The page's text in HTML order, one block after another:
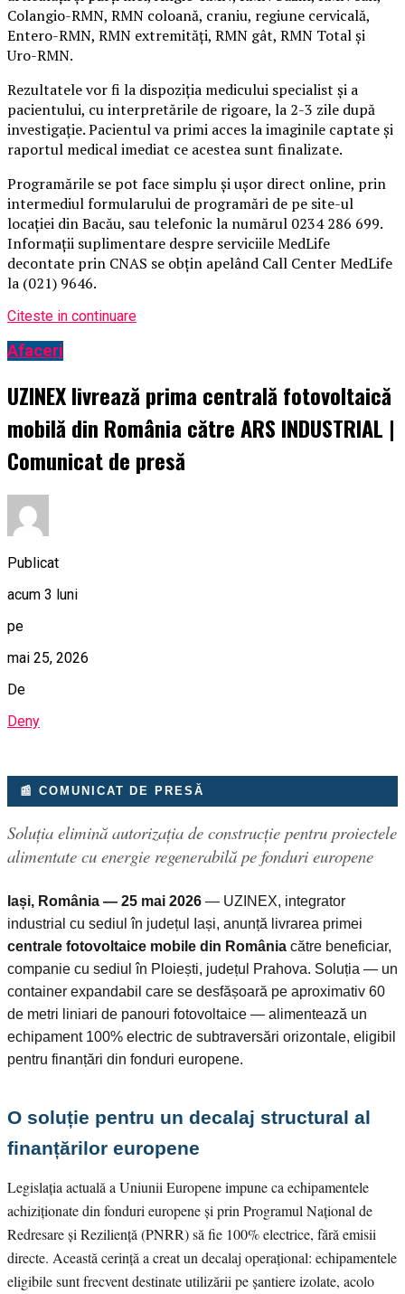
Colangio-RMN, RMN coloană, craniu, regiune cervicală,
Entero-RMN, RMN extremități, RMN gât, RMN Total și
Uro-RMN.
Rezultatele vor fi la dispoziția medicului specialist și a
pacientului, cu interpretările de rigoare, la 2-3 zile după
investigație. Pacientul va primi acces la imaginile captate și
raportul medical imediat ce acestea sunt finalizate.
Programările se pot face simplu și ușor direct online, prin
intermediul formularului de programări de pe site-ul
locației din Bacău, sau telefonic la numărul 0234 286 699.
Informații suplimentare despre serviciile MedLife
decontate prin CNAS se obțin apelând Call Center MedLife
la (021) 9646.
Citeste in continuare
Afaceri
UZINEX livrează prima centrală fotovoltaică
mobilă din România către ARS INDUSTRIAL |
Comunicat de presă
Publicat
acum 3 luni
pe
mai 25, 2026
De
Deny
📰 COMUNICAT DE PRESĂ
Soluția elimină autorizația de construcție pentru proiectele
alimentate cu energie regenerabilă pe fonduri europene
Iași, România — 25 mai 2026 — UZINEX, integrator
industrial cu sediul în județul Iași, anunță livrarea primei
centrale fotovoltaice mobile din România către beneficiar,
companie cu sediul în Ploiești, județul Prahova. Soluția — un
container expandabil care se desfășoară pe aproximativ 60
de metri liniari de panouri fotovoltaice — alimentează un
echipament 100% electric de subtraversări orizontale, eligibil
pentru finanțări din fonduri europene.
O soluție pentru un decalaj structural al
finanțărilor europene
Legislația actuală a Uniunii Europene impune ca echipamentele
achiziționate din fonduri europene și prin Programul Național de
Redresare și Reziliență (PNRR) să fie 100% electrice, fără emisii
directe. Această cerință a creat un decalaj operațional: echipamentele
eligibile sunt frecvent destinate utilizării pe șantiere izolate, acolo